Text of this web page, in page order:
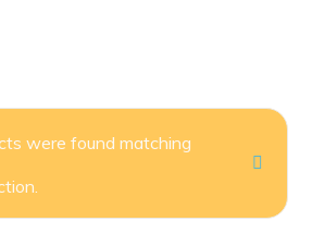
were found matching